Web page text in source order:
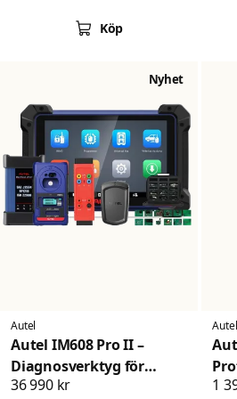
Fyrhjulsdrift
Batterihantering
Med den uppdaterade AutoScan 2.0-
fordonsgenomsökningar upp till åtta
tidigare generationer.
sensorprogrammering
Köp
Autel
Autel IM608 Pro II –
Diagnosverktyg för
IMMO,
36 990 kr
Nyhet
Autel
1